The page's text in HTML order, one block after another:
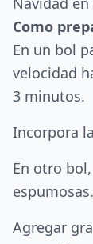
Como
En un bol
velocidad
3 minutos.
Incorpora
En otro
espumosas.
Agregar